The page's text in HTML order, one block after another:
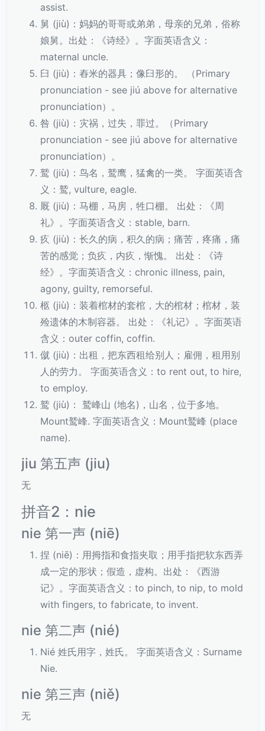
assist.
舅 (jiù)：妈妈的哥哥或弟弟，母亲的兄弟，俗称
娘舅。出处：《诗经》。字面英语含义：
maternal uncle.
臼 (jiù)：舂米的器具；像臼形的。 （Primary
pronunciation - see jiú above for alternative
pronunciation）。
咎 (jiù)：灾祸，过失，罪过。（Primary
pronunciation - see jiú above for alternative
pronunciation）。
鹫 (jiù)：鸟名，鹫鹰，猛禽的一类。 字面英语含
义：鹫, vulture, eagle.
厩 (jiù)：马棚，马房，牲口棚。 出处：《周
礼》。字面英语含义：stable, barn.
疚 (jiù)：长久的病，积久的病；痛苦，疼痛，痛
苦的感觉；负疚，内疚，惭愧。 出处：《诗
经》。字面英语含义：chronic illness, pain,
agony, guilty, remorseful.
柩 (jiù)：装着棺材的套棺，大的棺材；棺材，装
殓遗体的木制容器。 出处：《礼记》。字面英语
含义：outer coffin, coffin.
僦 (jiù)：出租，把东西租给别人；雇佣，租用别
人的劳力。 字面英语含义：to rent out, to hire,
to employ.
鹫 (jiù)： 鹫峰山 (地名)，山名，位于多地。
Mount鹫峰. 字面英语含义：Mount鹫峰 (place
name).
jiu 第五声 (jiu)
无
拼音2：nie
nie 第一声 (niē)
捏 (niē)：用拇指和食指夹取；用手指把软东西弄
成一定的形状；假造，虚构。出处：《西游
记》。字面英语含义：to pinch, to nip, to mold
with fingers, to fabricate, to invent.
nie 第二声 (nié)
Nié 姓氏用字，姓氏。 字面英语含义：Surname
Nie.
nie 第三声 (niě)
无